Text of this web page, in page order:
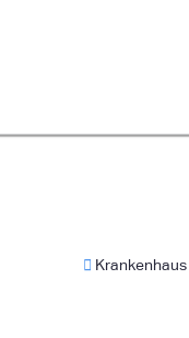
Krankenhaus